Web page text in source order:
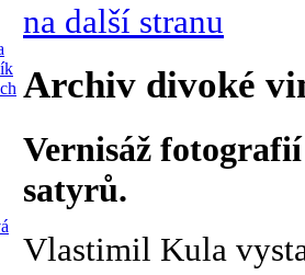
na další stranu
Archiv divoké
Vernisáž
satyrů.
Vlastimil Kula